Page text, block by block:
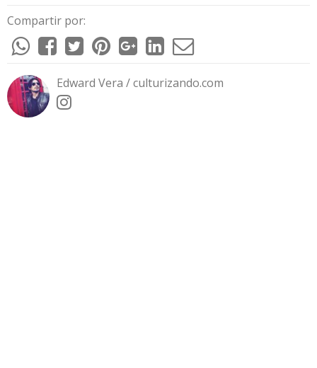
Compartir por:
Edward Vera / culturizando.com